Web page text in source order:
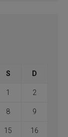
S D
1 2
8 9
15 16